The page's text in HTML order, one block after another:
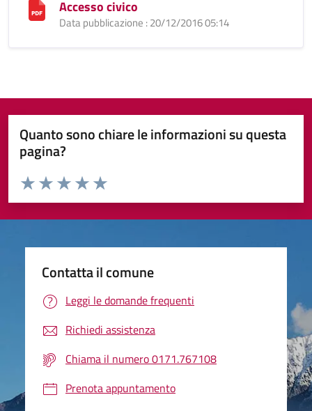
Accesso civico
Data pubblicazione : 20/12/2016 05:14
Quanto sono chiare le informazioni su questa
pagina?
Valuta da 1 a 5 stelle la pagina
Valuta 5 stelle su 5
Valuta 4 stelle su 5
Valuta 3 stelle su 5
Valuta 2 stelle su 5
Valuta 1 stelle su 5
Contatta il comune
Leggi le domande frequenti
Richiedi assistenza
Chiama il numero 0171.767108
Prenota appuntamento